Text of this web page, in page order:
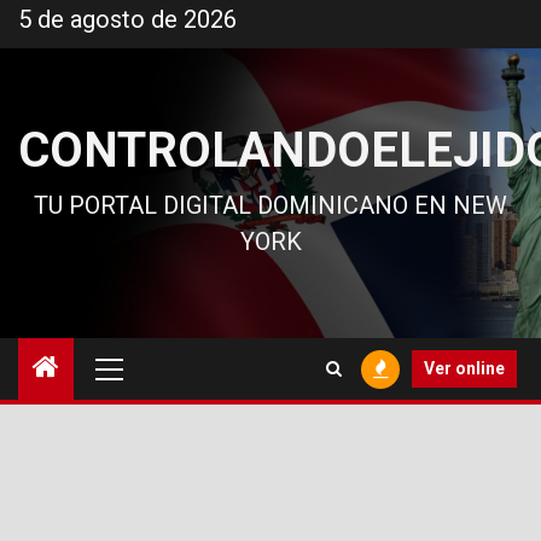
al
5 de agosto de 2026
TU PORTAL DIGITAL DOMINICANO EN NEW
YORK
principal
Ver online